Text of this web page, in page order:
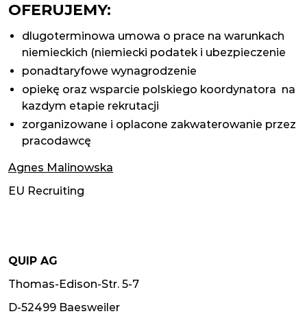
OFERUJEMY:
dlugoterminowa umowa o prace na warunkach
niemieckich (niemiecki podatek i ubezpieczenie
ponadtaryfowe wynagrodzenie
opiekę oraz wsparcie polskiego koordynatora na
kazdym etapie rekrutacji
zorganizowane i oplacone zakwaterowanie przez
pracodawcę
Agnes Malinowska
EU Recruiting
QUIP AG
Thomas-Edison-Str. 5-7
D-52499 Baesweiler